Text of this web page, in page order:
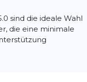
sind die ideale Wahl
die eine minimale